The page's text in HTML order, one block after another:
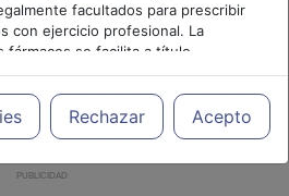
facultados para prescribir
con ejercicio profesional. La
fármacos se facilita a título
responsabilidad de los
medicamentos y decidir, en
más adecuado a las
Rechazar Acepto
PUBLICIDAD